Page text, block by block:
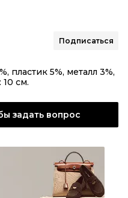
Подписаться
пластик 5%, металл 3%,
10 см.
задать вопрос